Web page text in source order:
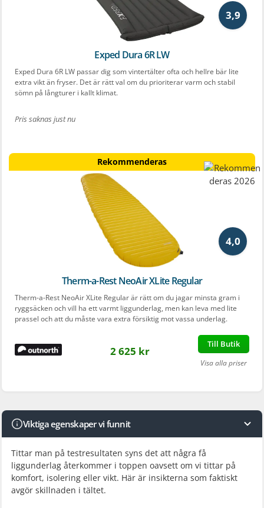
3,9
Exped Dura 6R LW
Exped Dura 6R LW passar dig som vintertälter ofta och hellre bär lite
extra vikt än fryser. Det är rätt val om du prioriterar varm och stabil
sömn på långturer i kallt klimat.
Pris saknas just nu
Rekommenderas
4,0
Therm-a-Rest NeoAir XLite Regular
Therm-a-Rest NeoAir XLite Regular är rätt om du jagar minsta gram i
ryggsäcken och vill ha ett varmt liggunderlag, men kan leva med lite
prassel och att du måste vara extra försiktig mot vassa underlag.
2 625 kr
Till Butik
Visa alla priser
Viktiga egenskaper vi funnit
Tittar man på testresultaten syns det att några få
liggunderlag återkommer i toppen oavsett om vi tittar på
komfort, isolering eller vikt. Här är insikterna som faktiskt
avgör skillnaden i tältet.